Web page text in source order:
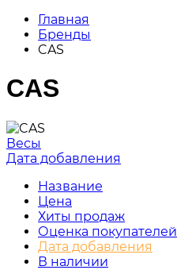
Главная
Бренды
CAS
CAS
Весы
Дата добавления
Название
Цена
Хиты продаж
Оценка покупателей
Дата добавления
В наличии